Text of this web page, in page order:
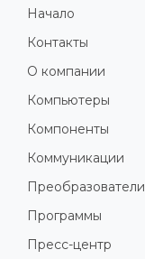
Начало
Контакты
О компании
Компьютеры
Компоненты
Коммуникации
Преобразователи
Программы
Пресс-центр